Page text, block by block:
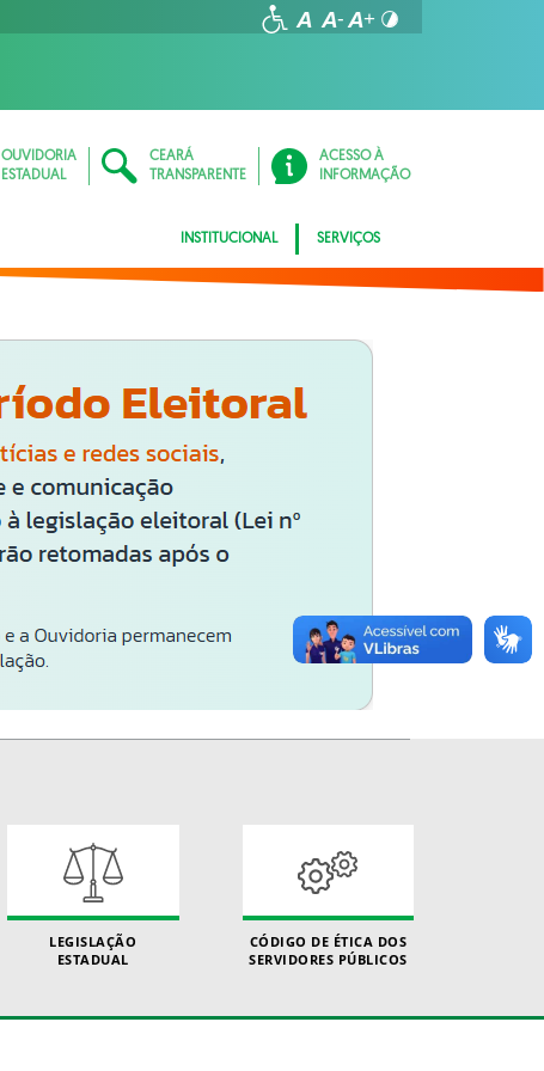
OUVIDORIA
ESTADUAL
CEARÁ
TRANSPARENTE
ACESSO À
INFORMAÇÃO
INSTITUCIONAL SERVIÇOS
LEGISLAÇÃO
ESTADUAL
CÓDIGO DE ÉTICA DOS
SERVIDORES PÚBLICOS